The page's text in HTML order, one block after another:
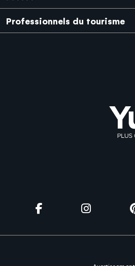
Professionnels du tourisme